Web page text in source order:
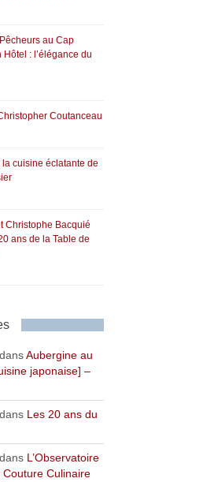
au Cap
Hôtel : l’élégance du
Coutanceau
la cuisine éclatante de
Christophe Bacquié
ans de la Table de
dansAubergine au
japonaise] –
dans Les 20 ans du
dans L’Observatoire
Culinaire